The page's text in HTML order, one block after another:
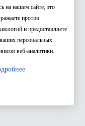
на нашем сайте, это
против
и предоставляете
персональных
веб-аналитики.